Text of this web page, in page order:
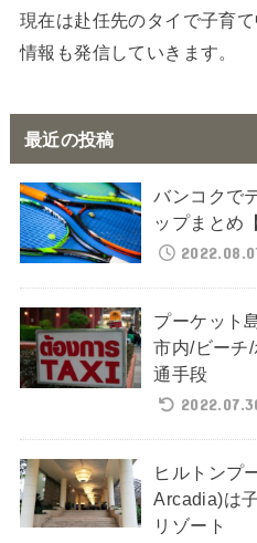
現在は赴任先のタイで子育
情報も発信していきます。
最近の投稿
バンコクで
ップまとめ
プーケット
市内/ビーチ
通手段
ヒルトンプ
Arcadia)は
リゾート